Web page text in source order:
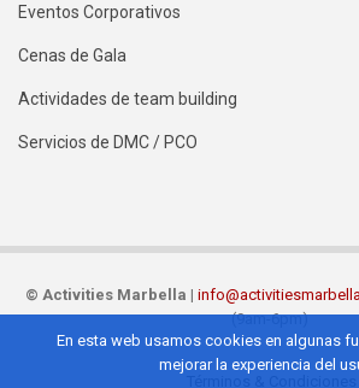
Eventos Corporativos
Cenas de Gala
Actividades de team building
Servicios de DMC / PCO
© Activities Marbella |
(9am-6pm)
En esta web usamos cookies en algunas
mejorar la experiencia del